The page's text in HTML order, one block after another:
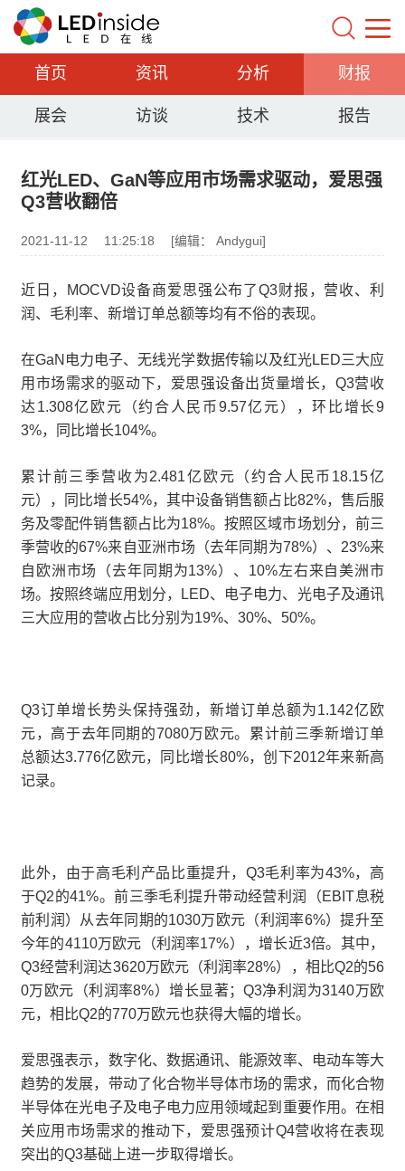
首页 资讯 分析 财报
展会 访谈 技术 报告
红光LED、GaN等应用市场需求驱动，爱思强
Q3营收翻倍
2021-11-12 11:25:18 [编辑： Andygui]
近日，MOCVD设备商爱思强公布了Q3财报，营收、利
润、毛利率、新增订单总额等均有不俗的表现。
在GaN电力电子、无线光学数据传输以及红光LED三大应
用市场需求的驱动下，爱思强设备出货量增长，Q3营收
达1.308亿欧元（约合人民币9.57亿元），环比增长9
3%，同比增长104%。
累计前三季营收为2.481亿欧元（约合人民币18.15亿
元），同比增长54%，其中设备销售额占比82%，售后服
务及零配件销售额占比为18%。按照区域市场划分，前三
季营收的67%来自亚洲市场（去年同期为78%）、23%来
自欧洲市场（去年同期为13%）、10%左右来自美洲市
场。按照终端应用划分，LED、电子电力、光电子及通讯
三大应用的营收占比分别为19%、30%、50%。
Q3订单增长势头保持强劲，新增订单总额为1.142亿欧
元，高于去年同期的7080万欧元。累计前三季新增订单
总额达3.776亿欧元，同比增长80%，创下2012年来新高
记录。
此外，由于高毛利产品比重提升，Q3毛利率为43%，高
于Q2的41%。前三季毛利提升带动经营利润（EBIT息税
前利润）从去年同期的1030万欧元（利润率6%）提升至
今年的4110万欧元（利润率17%），增长近3倍。其中，
Q3经营利润达3620万欧元（利润率28%），相比Q2的56
0万欧元（利润率8%）增长显著；Q3净利润为3140万欧
元，相比Q2的770万欧元也获得大幅的增长。
爱思强表示，数字化、数据通讯、能源效率、电动车等大
趋势的发展，带动了化合物半导体市场的需求，而化合物
半导体在光电子及电子电力应用领域起到重要作用。在相
关应用市场需求的推动下，爱思强预计Q4营收将在表现
突出的Q3基础上进一步取得增长。